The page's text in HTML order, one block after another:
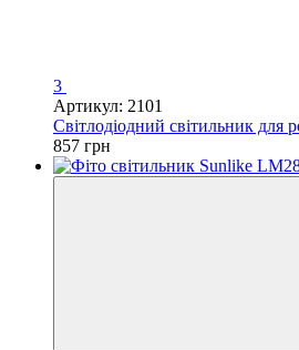
3
Артикул: 2101
Світлодіодний світильник для
857 грн